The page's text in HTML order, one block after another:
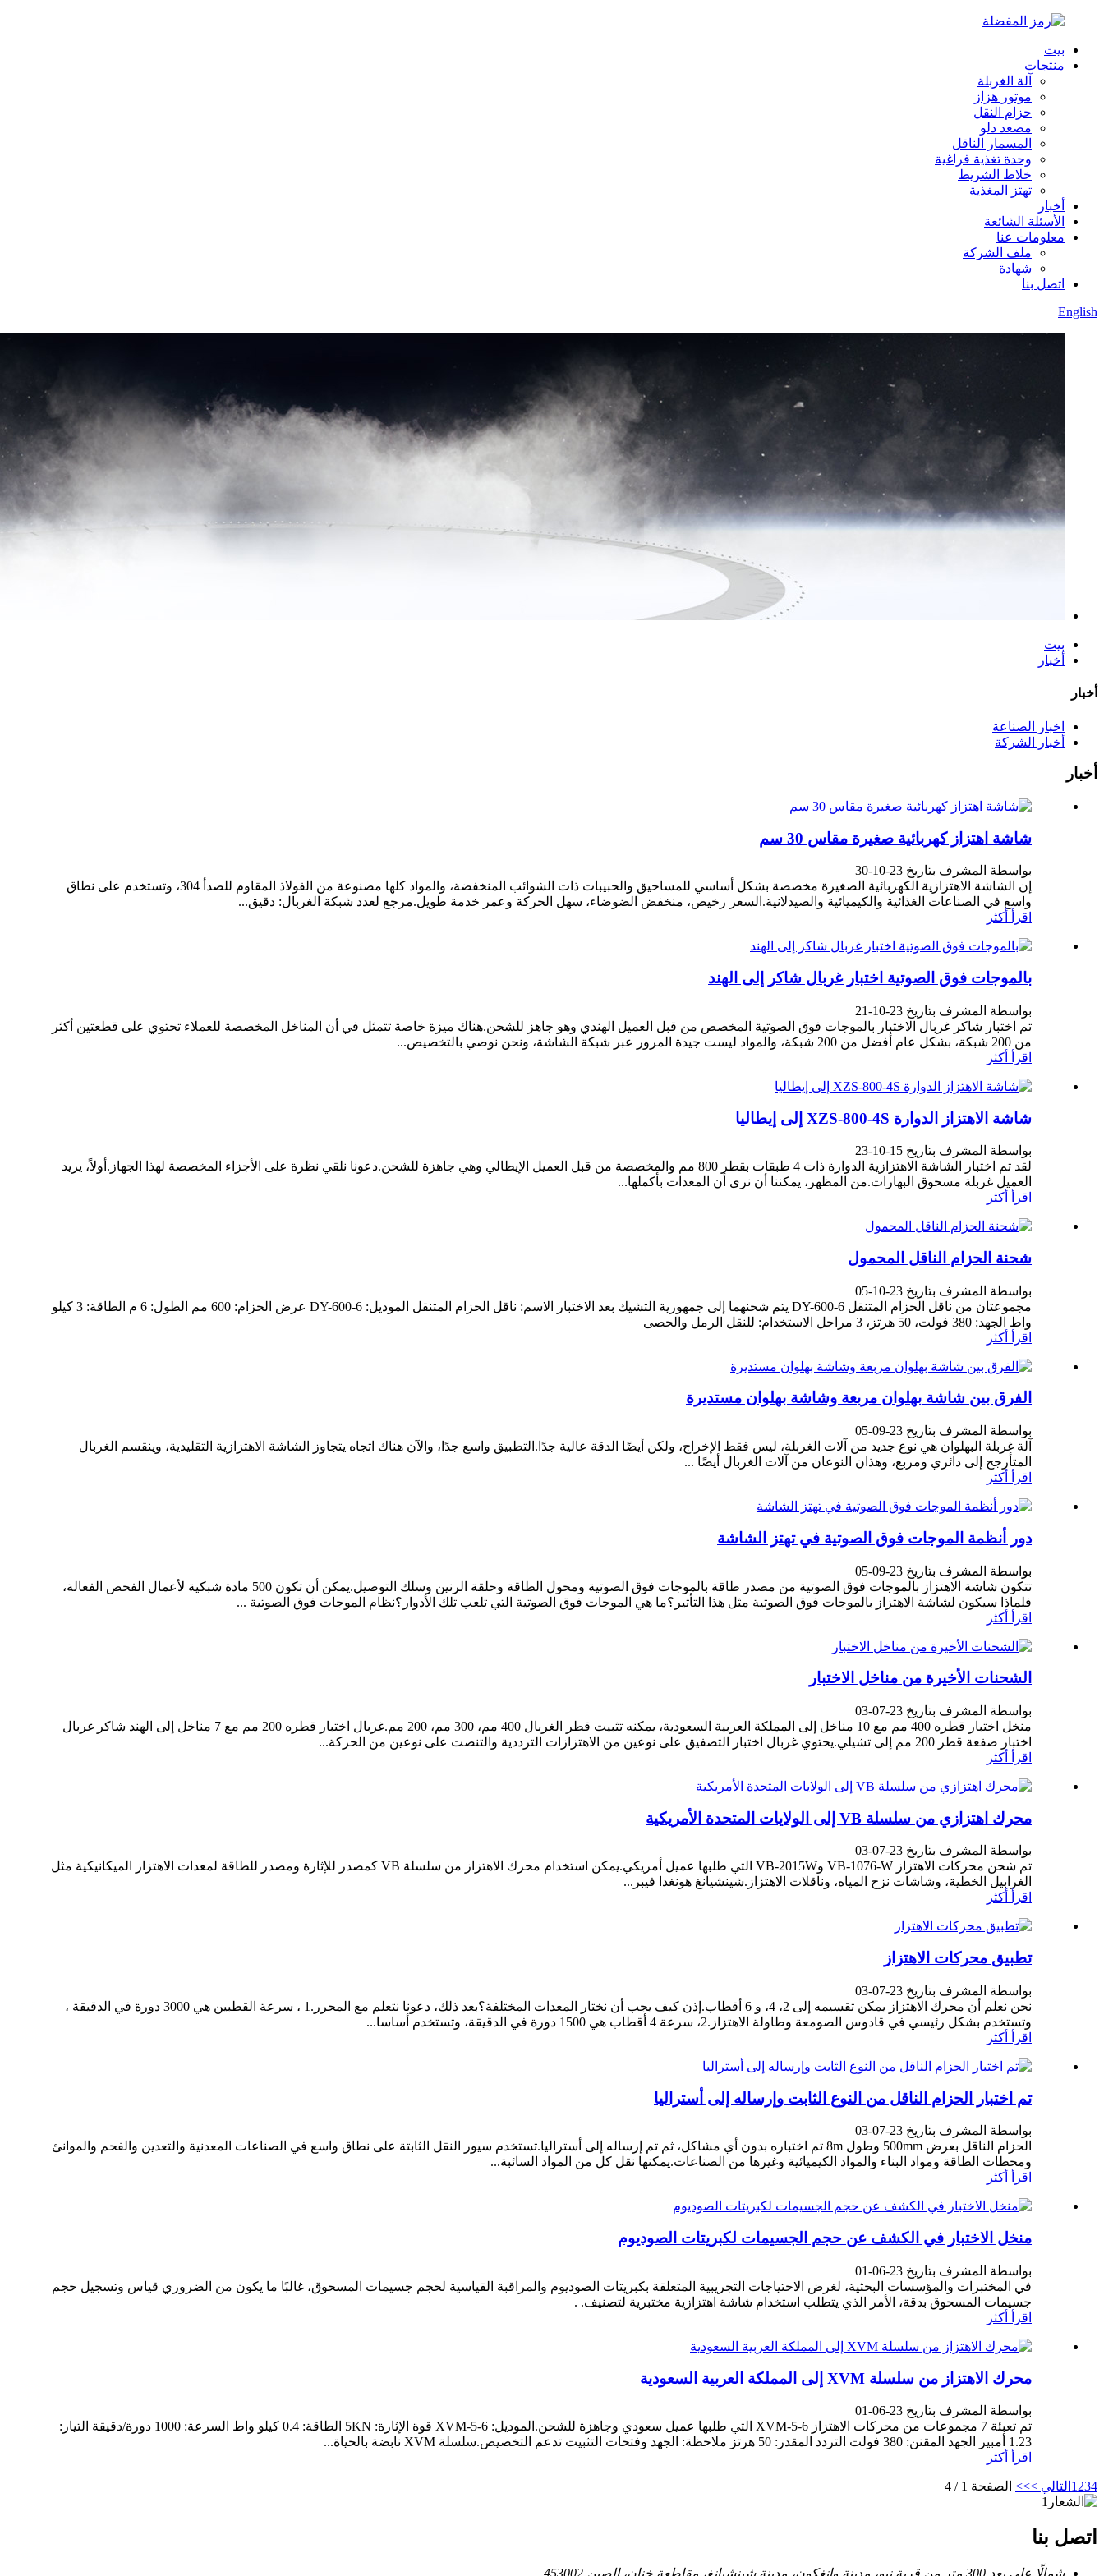
بيت
منتجات
آلة الغربلة
موتور هزاز
حزام النقل
مصعد دلو
المسمار الناقل
وحدة تغذية فراغية
خلاط الشريط
تهتز المغذية
أخبار
الأسئلة الشائعة
معلومات عنا
ملف الشركة
شهادة
اتصل بنا
English
بيت
أخبار
أخبار
اخبار الصناعة
أخبار الشركة
أخبار
شاشة اهتزاز كهربائية صغيرة مقاس 30 سم
بواسطة المشرف بتاريخ 23-10-30
إن الشاشة الاهتزازية الكهربائية الصغيرة مخصصة بشكل أساسي للمساحيق والحبيبات ذات الشوائب المنخفضة، والمواد كلها مصنوعة من الفولاذ المقاوم للصدأ 304، وتستخدم على نطاق
واسع في الصناعات الغذائية والكيميائية والصيدلانية.السعر رخيص، منخفض الضوضاء، سهل الحركة وعمر خدمة طويل.مرجع لعدد شبكة الغربال: دقيق...
اقرأ أكثر
بالموجات فوق الصوتية اختبار غربال شاكر إلى الهند
بواسطة المشرف بتاريخ 23-10-21
تم اختبار شاكر غربال الاختبار بالموجات فوق الصوتية المخصص من قبل العميل الهندي وهو جاهز للشحن.هناك ميزة خاصة تتمثل في أن المناخل المخصصة للعملاء تحتوي على قطعتين أكثر
من 200 شبكة، بشكل عام أفضل من 200 شبكة، والمواد ليست جيدة المرور عبر شبكة الشاشة، ونحن نوصي بالتخصيص...
اقرأ أكثر
شاشة الاهتزاز الدوارة XZS-800-4S إلى إيطاليا
بواسطة المشرف بتاريخ 15-10-23
لقد تم اختبار الشاشة الاهتزازية الدوارة ذات 4 طبقات بقطر 800 مم والمخصصة من قبل العميل الإيطالي وهي جاهزة للشحن.دعونا نلقي نظرة على الأجزاء المخصصة لهذا الجهاز.أولاً، يريد
العميل غربلة مسحوق البهارات.من المظهر، يمكننا أن نرى أن المعدات بأكملها...
اقرأ أكثر
شحنة الحزام الناقل المحمول
بواسطة المشرف بتاريخ 23-10-05
مجموعتان من ناقل الحزام المتنقل DY-600-6 يتم شحنهما إلى جمهورية التشيك بعد الاختبار الاسم: ناقل الحزام المتنقل الموديل: DY-600-6 عرض الحزام: 600 مم الطول: 6 م الطاقة: 3 كيلو
واط الجهد: 380 فولت، 50 هرتز، 3 مراحل الاستخدام: للنقل الرمل والحصى
اقرأ أكثر
الفرق بين شاشة بهلوان مربعة وشاشة بهلوان مستديرة
بواسطة المشرف بتاريخ 23-09-05
آلة غربلة البهلوان هي نوع جديد من آلات الغربلة، ليس فقط الإخراج، ولكن أيضًا الدقة عالية جدًا.التطبيق واسع جدًا، والآن هناك اتجاه يتجاوز الشاشة الاهتزازية التقليدية، وينقسم الغربال
المتأرجح إلى دائري ومربع، وهذان النوعان من آلات الغربال أيضًا ...
اقرأ أكثر
دور أنظمة الموجات فوق الصوتية في تهتز الشاشة
بواسطة المشرف بتاريخ 23-09-05
تتكون شاشة الاهتزاز بالموجات فوق الصوتية من مصدر طاقة بالموجات فوق الصوتية ومحول الطاقة وحلقة الرنين وسلك التوصيل.يمكن أن تكون 500 مادة شبكية لأعمال الفحص الفعالة،
فلماذا سيكون لشاشة الاهتزاز بالموجات فوق الصوتية مثل هذا التأثير؟ما هي الموجات فوق الصوتية التي تلعب تلك الأدوار؟نظام الموجات فوق الصوتية ...
اقرأ أكثر
الشحنات الأخيرة من مناخل الاختبار
بواسطة المشرف بتاريخ 23-07-03
منخل اختبار قطره 400 مم مع 10 مناخل إلى المملكة العربية السعودية، يمكنه تثبيت قطر الغربال 400 مم، 300 مم، 200 مم.غربال اختبار قطره 200 مم مع 7 مناخل إلى الهند شاكر غربال
اختبار صفعة قطر 200 مم إلى تشيلي.يحتوي غربال اختبار التصفيق على نوعين من الاهتزازات الترددية والتنصت على نوعين من الحركة...
اقرأ أكثر
محرك اهتزازي من سلسلة VB إلى الولايات المتحدة الأمريكية
بواسطة المشرف بتاريخ 23-07-03
تم شحن محركات الاهتزاز VB-1076-W وVB-2015W التي طلبها عميل أمريكي.يمكن استخدام محرك الاهتزاز من سلسلة VB كمصدر للإثارة ومصدر للطاقة لمعدات الاهتزاز الميكانيكية مثل
الغرابيل الخطية، وشاشات نزح المياه، وناقلات الاهتزاز.شينشيانغ هونغدا فيبر...
اقرأ أكثر
تطبيق محركات الاهتزاز
بواسطة المشرف بتاريخ 23-07-03
نحن نعلم أن محرك الاهتزاز يمكن تقسيمه إلى 2، 4، و 6 أقطاب.إذن كيف يجب أن نختار المعدات المختلفة؟بعد ذلك، دعونا نتعلم مع المحرر.1 ، سرعة القطبين هي 3000 دورة في الدقيقة ،
وتستخدم بشكل رئيسي في قادوس الصومعة وطاولة الاهتزاز.2، سرعة 4 أقطاب هي 1500 دورة في الدقيقة، وتستخدم أساسا...
اقرأ أكثر
تم اختبار الحزام الناقل من النوع الثابت وإرساله إلى أستراليا
بواسطة المشرف بتاريخ 23-07-03
الحزام الناقل بعرض 500mm وطول 8m تم اختباره بدون أي مشاكل، ثم تم إرساله إلى أستراليا.تستخدم سيور النقل الثابتة على نطاق واسع في الصناعات المعدنية والتعدين والفحم والموانئ
ومحطات الطاقة ومواد البناء والمواد الكيميائية وغيرها من الصناعات.يمكنها نقل كل من المواد السائبة...
اقرأ أكثر
منخل الاختبار في الكشف عن حجم الجسيمات لكبريتات الصوديوم
بواسطة المشرف بتاريخ 23-06-01
في المختبرات والمؤسسات البحثية، لغرض الاحتياجات التجريبية المتعلقة بكبريتات الصوديوم والمراقبة القياسية لحجم جسيمات المسحوق، غالبًا ما يكون من الضروري قياس وتسجيل حجم
جسيمات المسحوق بدقة، الأمر الذي يتطلب استخدام شاشة اهتزازية مختبرية لتصنيف. .
اقرأ أكثر
محرك الاهتزاز من سلسلة XVM إلى المملكة العربية السعودية
بواسطة المشرف بتاريخ 23-06-01
تم تعبئة 7 مجموعات من محركات الاهتزاز XVM-5-6 التي طلبها عميل سعودي وجاهزة للشحن.الموديل: XVM-5-6 قوة الإثارة: 5KN الطاقة: 0.4 كيلو واط السرعة: 1000 دورة/دقيقة التيار:
1.23 أمبير الجهد المقنن: 380 فولت التردد المقدر: 50 هرتز ملاحظة: الجهد وفتحات التثبيت تدعم التخصيص.سلسلة XVM نابضة بالحياة...
اقرأ أكثر
1 234 التالي >>> الصفحة 1 / 4
اتصل بنا
شمالًا على بعد 300 متر من قرية نيو، مدينة وانغكون، مدينة شينشيانغ، مقاطعة خنان، الصين 453002